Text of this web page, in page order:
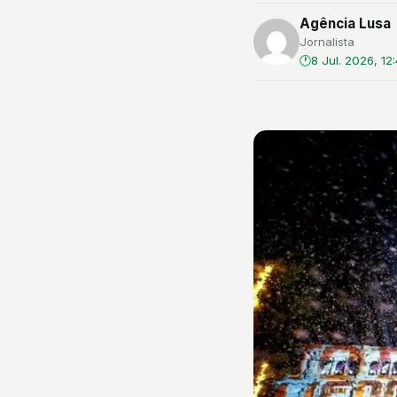
Agência Lusa
Jornalista
8 Jul. 2026,